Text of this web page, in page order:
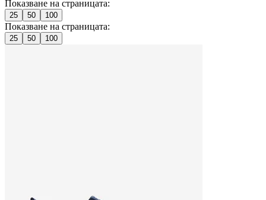
Показване на страницата:
25 50 100
Показване на страницата:
25 50 100